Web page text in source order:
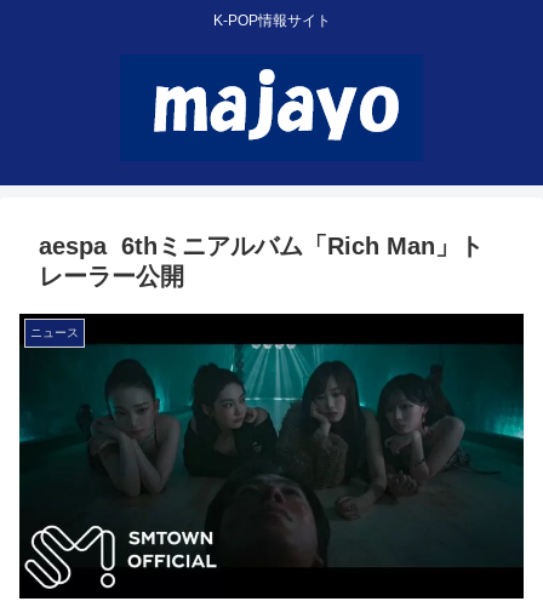
K-POP情報サイト
aespa 6thミニアルバム「Rich Man」ト
レーラー公開
ニュース